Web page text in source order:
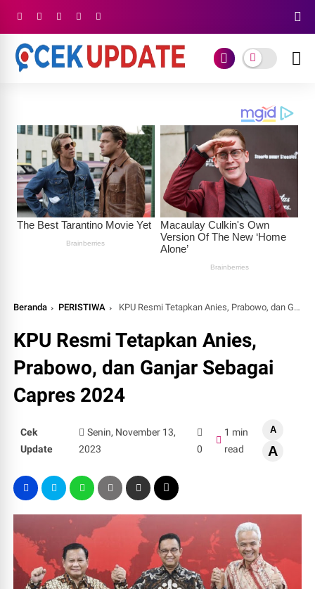
Beranda PERISTIWA KPU Resmi Tetapkan Anies, Prabowo, dan Ganjar Sebagai Capres 2024
KPU Resmi Tetapkan Anies,
Prabowo, dan Ganjar Sebagai
Capres 2024
Cek
Update
Senin, November 13,
2023
0
1 min
read
A
A